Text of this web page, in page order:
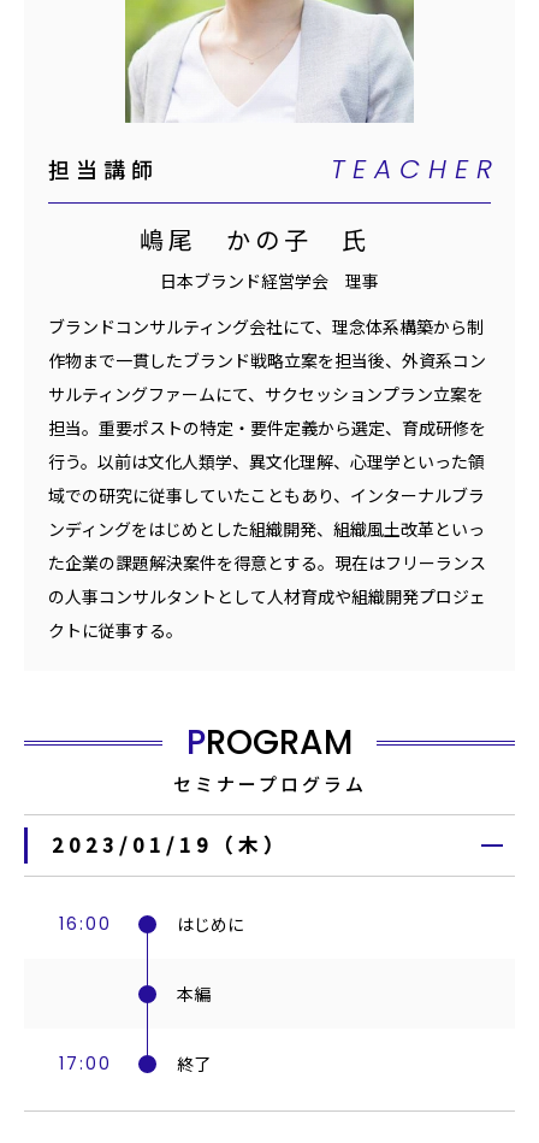
担当講師 TEACHER
嶋尾 かの子 氏
日本ブランド経営学会 理事
ブランドコンサルティング会社にて、理念体系構築から制
作物まで一貫したブランド戦略立案を担当後、外資系コン
サルティングファームにて、サクセッションプラン立案を
担当。重要ポストの特定・要件定義から選定、育成研修を
行う。以前は文化人類学、異文化理解、心理学といった領
域での研究に従事していたこともあり、インターナルブラ
ンディングをはじめとした組織開発、組織風土改革といっ
た企業の課題解決案件を得意とする。現在はフリーランス
の人事コンサルタントとして人材育成や組織開発プロジェ
クトに従事する。
PROGRAM
セミナープログラム
2023/01/19（木）
16:00 はじめに
本編
17:00 終了